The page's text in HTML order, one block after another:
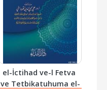
el-İctihad ve-l Fetva
ve Tetbikatuhuma el-